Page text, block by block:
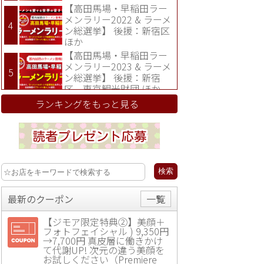
【高田馬場・早稲田ラー
メンラリー2022 & ラーメ
ン総選挙】 後援：新宿区
ほか
【高田馬場・早稲田ラー
メンラリー2023 & ラーメ
ン総選挙】 後援：新宿
区、東京観光財団 ほか
ランキングをもっと見る
最新のクーポン
一覧
【ジモア限定特典②】美顔＋
フォトフェイシャル ) 9,350円
→7,700円 真皮層に働きかけ
て代謝UP! 次元の違う美顔を
お試しください（Premiere